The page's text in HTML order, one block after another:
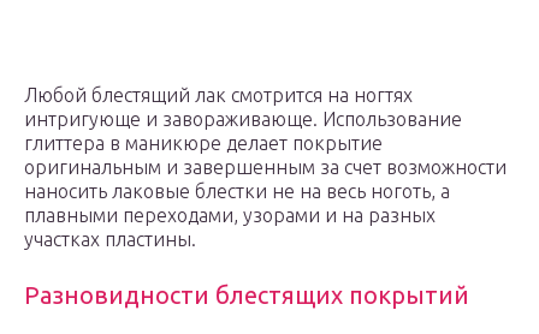
Любой блестящий лак смотрится на ногтях
интригующе и завораживающе. Использование
глиттера в маникюре делает покрытие
оригинальным и завершенным за счет возможности
наносить лаковые блестки не на весь ноготь, а
плавными переходами, узорами и на разных
участках пластины.
Разновидности блестящих покрытий